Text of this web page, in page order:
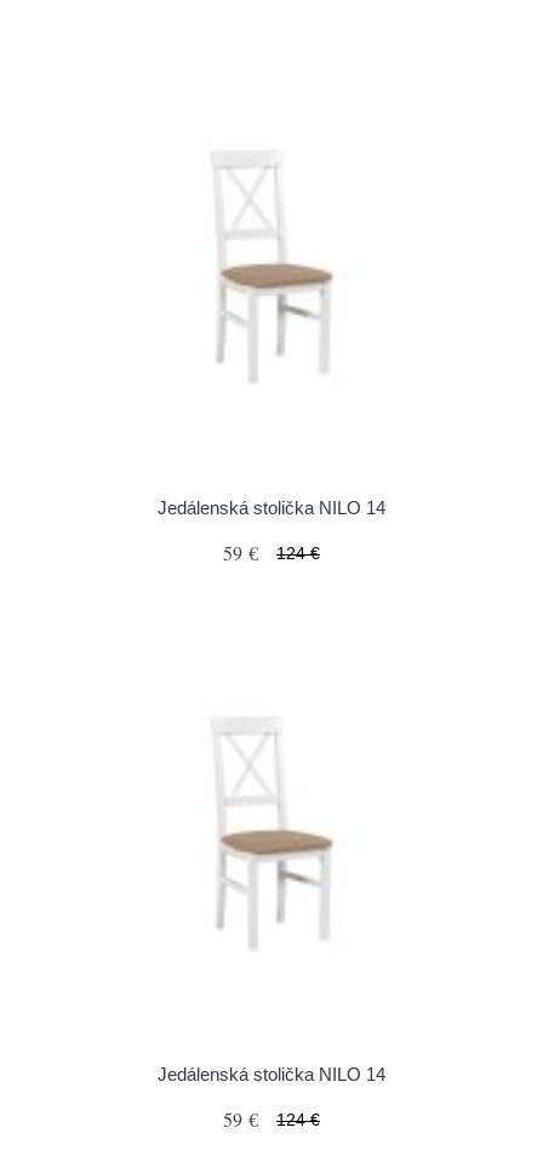
Jedálenská stolička NILO 14
59 € 124 €
Jedálenská stolička NILO 14
59 € 124 €